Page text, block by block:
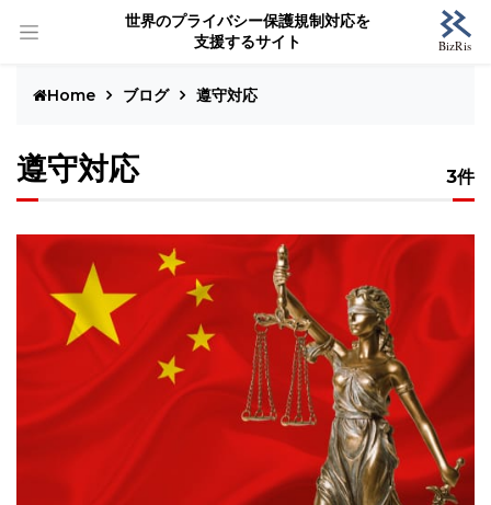
世界のプライバシー保護規制対応を
支援するサイト
Home ブログ 遵守対応
遵守対応 3件